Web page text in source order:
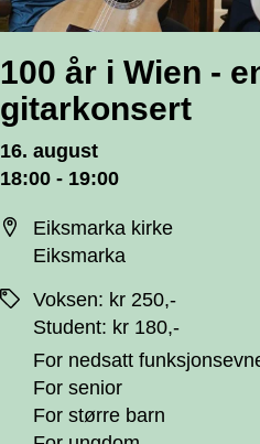
100 år i Wien -
gitarkonsert
16. august
18:00 - 19:00
Eiksmarka kirke
Eiksmarka
Voksen: kr 250,-
Student: kr 180,-
For nedsatt
For senior
For større barn